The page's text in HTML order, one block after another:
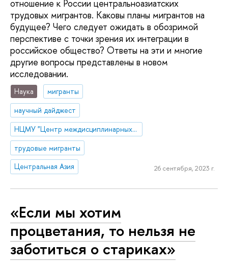
отношение к России центральноазиатских
трудовых мигрантов. Каковы планы мигрантов на
будущее? Чего следует ожидать в обозримой
перспективе с точки зрения их интеграции в
российское общество? Ответы на эти и многие
другие вопросы представлены в новом
исследовании.
Наука
мигранты
научный дайджест
НЦМУ "Центр междисциплинарных исследований человеческого потенциала"
трудовые мигранты
Центральная Азия
26 сентября, 2023 г.
«Если мы хотим
процветания, то нельзя не
заботиться о стариках»